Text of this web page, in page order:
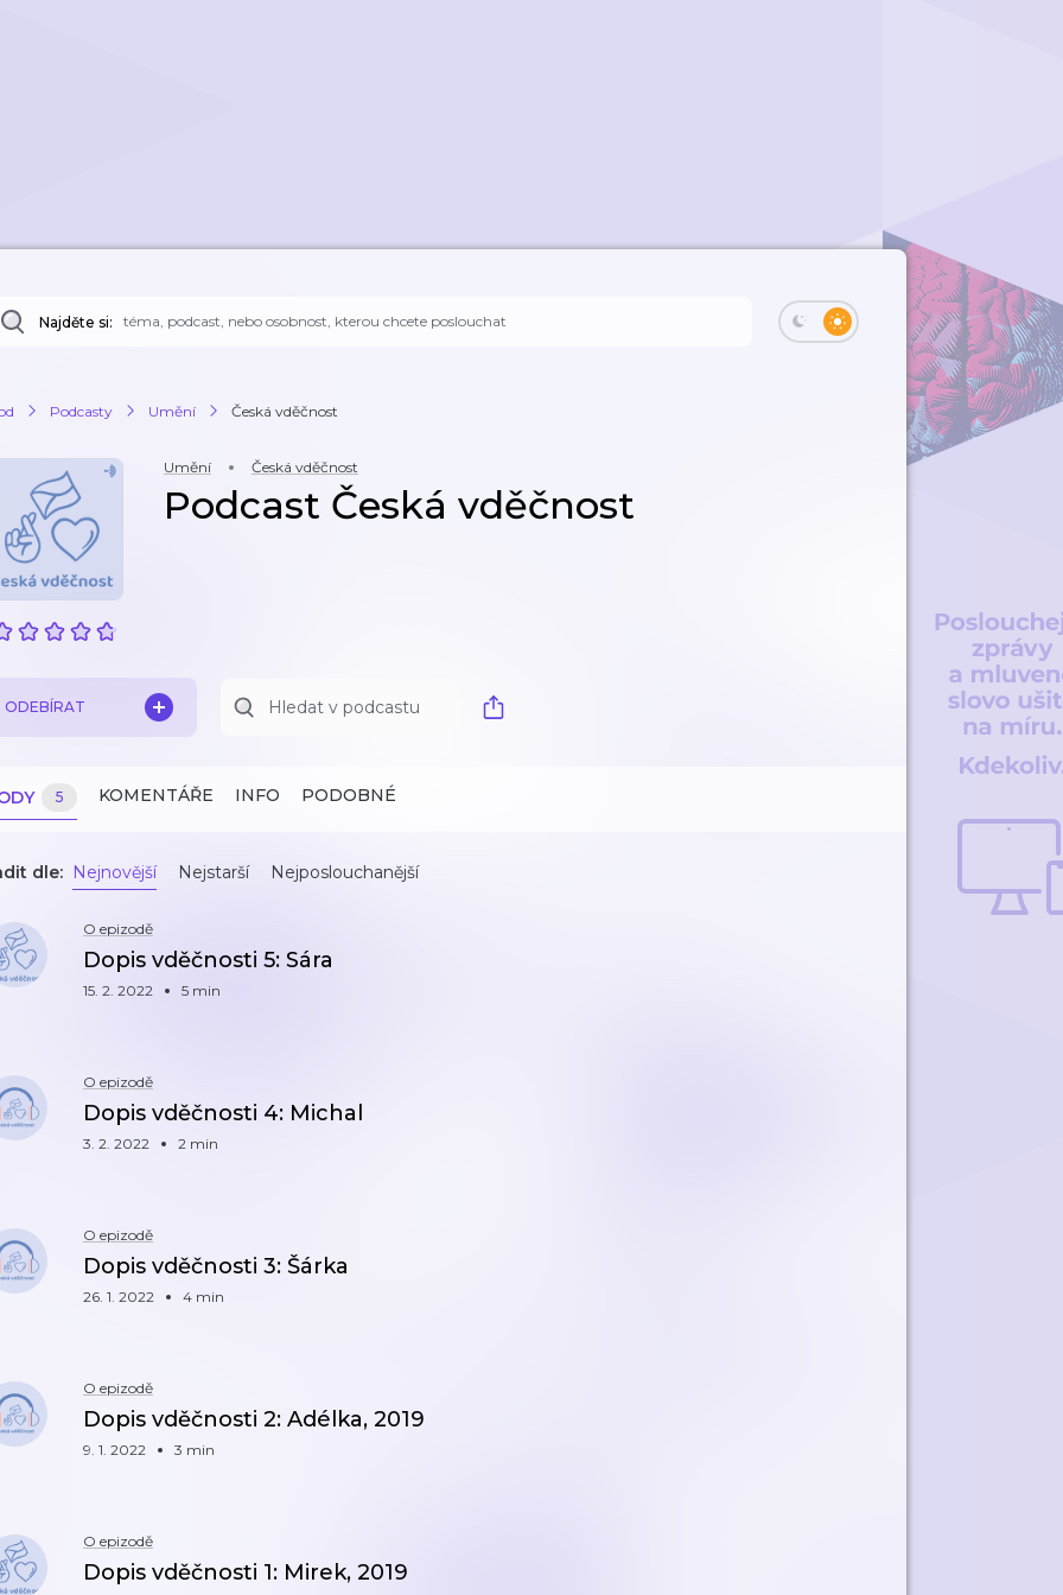
Najděte si:
Podcasty Umění Česká vděčnost
Umění Česká vděčnost
Podcast Česká vděčnost
ODEBÍRAT
5 KOMENTÁŘE INFO PODOBNÉ
dle: Nejnovější Nejstarší Nejposlouchanější
O epizodě
Dopis vděčnosti 5: Sára
15. 2. 2022 5 min
O epizodě
Dopis vděčnosti 4: Michal
3. 2. 2022 2 min
O epizodě
Dopis vděčnosti 3: Šárka
26. 1. 2022 4 min
O epizodě
Dopis vděčnosti 2: Adélka, 2019
9. 1. 2022 3 min
O epizodě
Dopis vděčnosti 1: Mirek, 2019